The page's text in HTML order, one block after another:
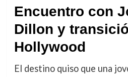
Encuentro con
Dillon y
Hollywood
El destino quiso que una